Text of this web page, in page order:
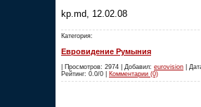
kp.md, 12.02.08
Категория:
Евровидение Румыния
| Просмотров: 2974 | Добавил: eurovision |
Рейтинг: 0.0/0 | Комментарии (0)